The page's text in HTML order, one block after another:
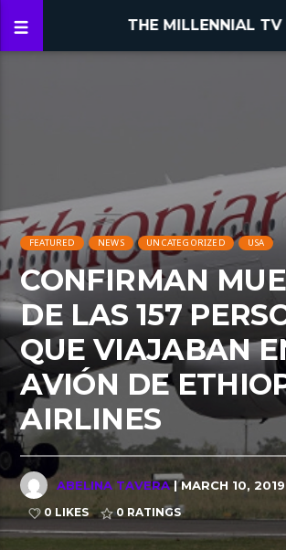
THE MILLENNIAL TV
FEATURED NEWS UNCATEGORIZED USA
CONFIRMAN
DE LAS 157
QUE VIAJABAN
AVIÓN DE
AIRLINES
ABELINA TAVERA| MARCH 10, 2019
0 LIKES
0 RATINGS